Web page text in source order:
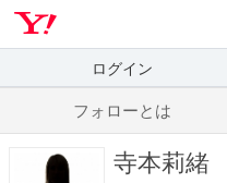
ログイン
フォローとは
寺本莉緒